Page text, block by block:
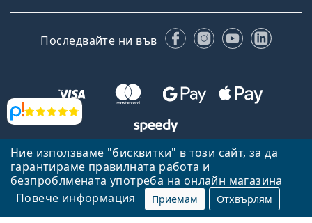
Ние използваме "бисквитки" в този сайт, за да
гарантираме правилната работа и
безпроблмената употреба на онлайн магазина
Повече информация
Приемам Отхвърлям
Прегледи
Последвайте ни във FacebookInstagram
YouTube
Назад към началната страница
Нагоре
Lentiamo.bg е собственост и се управлява от Lentiamo s.r.o.,
Република Чехия
Тук сме за вас в продължение на 18 години.